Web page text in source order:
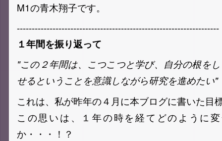
M1の青木翔子です。
--------------------------------------------------------------------
１年間を振り返って
"この２年間は、こつこつと学び、自分の根を
せるということを意識しながら研究を進めたい"
これは、私が昨年の４月に本ブログに書いた目
この思いは、１年の時を経てどのように
か・・・！？